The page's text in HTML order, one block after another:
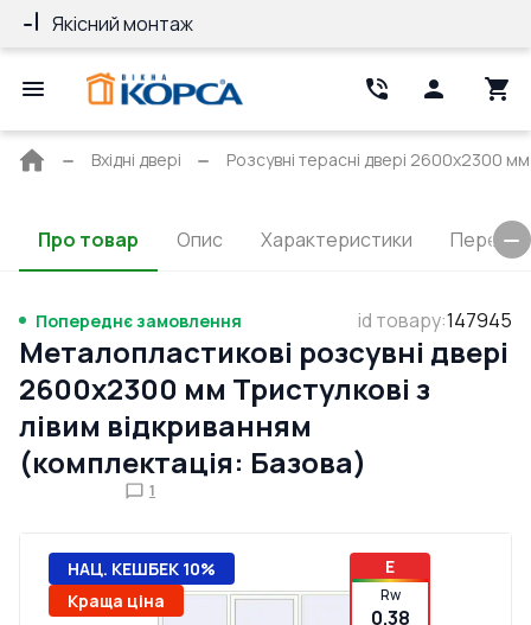
Якісний монтаж
Головна
Вхідні двері Розсувні терасні двері 2600x2300
Про товар Опис Характеристики
Попереднє замовлення id товару:147945
Металопластикові розсувні двері
2600x2300 мм Тристулкові з
лівим відкриванням
(комплектація: Базова)
1
НАЦ. КЕШБЕК 10%
Краща ціна
E
Rw
0.38